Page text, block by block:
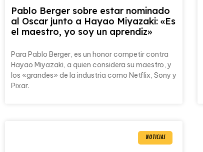
Pablo Berger sobre estar nominado
al Oscar junto a Hayao Miyazaki: «Es
el maestro, yo soy un aprendiz»
Para Pablo Berger, es un honor competir contra
Hayao Miyazaki, a quien considera su maestro, y
los «grandes» de la industria como Netflix, Sony y
Pixar.
NOTICIAS